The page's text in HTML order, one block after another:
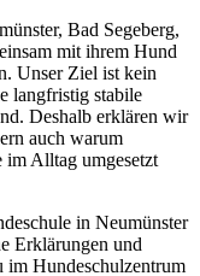
Bad Segeberg,
mit ihrem Hund
Unser Ziel ist kein
langfristig stabile
Deshalb erklären wir
auch warum
im Alltag umgesetzt
in Neumünster
Erklärungen und
im Hundeschulzentrum